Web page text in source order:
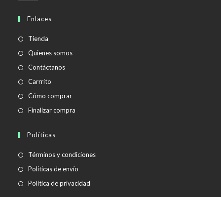
Enlaces
Tienda
Quienes somos
Contáctanos
Carrrito
Cómo comprar
Finalizar compra
Políticas
Términos y condicionesSe
Políticas de envío
abre
Política de privacidad